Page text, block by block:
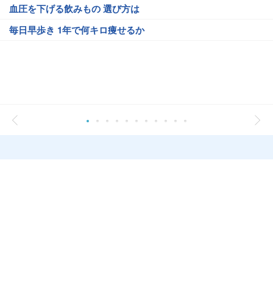
血圧を下げる飲みもの 選び方は
毎日早歩き 1年で何キロ痩せるか